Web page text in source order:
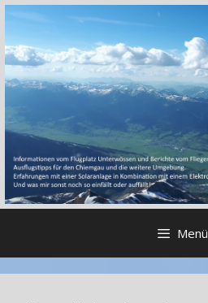
Zum
springen
Menü